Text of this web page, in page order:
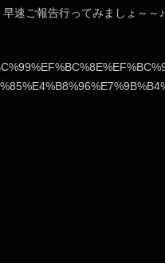
速ご報告行ってみましょ～～♪